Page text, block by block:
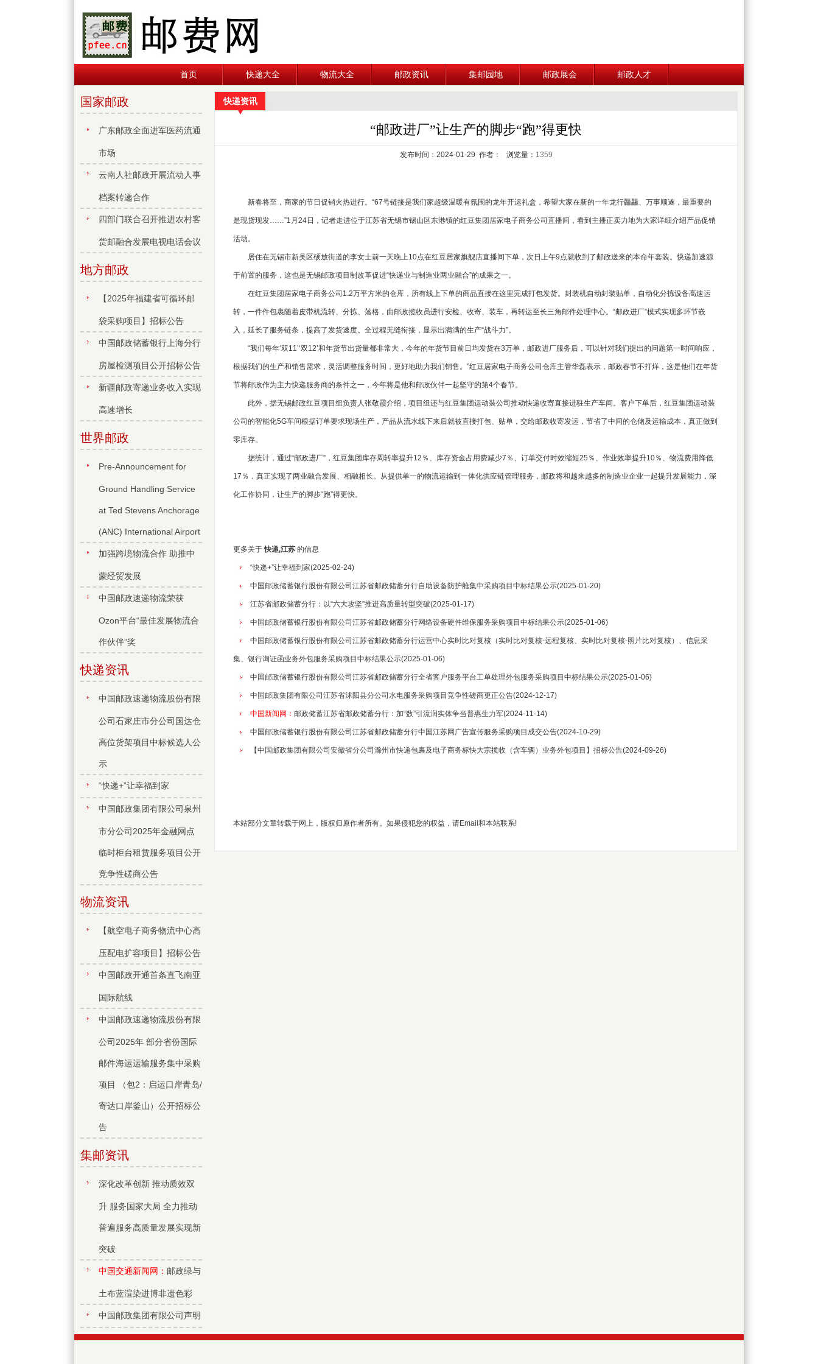
首页 快递大全 物流大全 邮政资讯 集邮园地 邮政展会 邮政人才
国家邮政
广东邮政全面进军医药流通
市场
云南人社邮政开展流动人事
档案转递合作
四部门联合召开推进农村客
货邮融合发展电视电话会议
地方邮政
【2025年福建省可循环邮
袋采购项目】招标公告
中国邮政储蓄银行上海分行
房屋检测项目公开招标公告
新疆邮政寄递业务收入实现
高速增长
世界邮政
Pre-Announcement for
Ground Handling Service
at Ted Stevens Anchorage
(ANC) International Airport
加强跨境物流合作 助推中
蒙经贸发展
中国邮政速递物流荣获
Ozon平台“最佳发展物流合
作伙伴”奖
快递资讯
中国邮政速递物流股份有限
公司石家庄市分公司国达仓
高位货架项目中标候选人公
示
“快递+”让幸福到家
中国邮政集团有限公司泉州
市分公司2025年金融网点
临时柜台租赁服务项目公开
竞争性磋商公告
物流资讯
【航空电子商务物流中心高
压配电扩容项目】招标公告
中国邮政开通首条直飞南亚
国际航线
中国邮政速递物流股份有限
公司2025年 部分省份国际
邮件海运运输服务集中采购
项目 （包2：启运口岸青岛/
寄达口岸釜山）公开招标公
告
集邮资讯
深化改革创新 推动质效双
升 服务国家大局 全力推动
普遍服务高质量发展实现新
突破
中国交通新闻网： 邮政绿与
土布蓝渲染进博非遗色彩
中国邮政集团有限公司声明
快递资讯
“邮政进厂”让生产的脚步“跑”得更快
发布时间：2024-01-29 作者： 浏览量： 1359
新春将至，商家的节日促销火热进行。“67号链接是我们家超级温暖有氛围的龙年开运礼盒，希望大家在新的一年龙行龘龘、万事顺遂，最重要的
是现货现发……”1月24日，记者走进位于江苏省无锡市锡山区东港镇的红豆集团居家电子商务公司直播间，看到主播正卖力地为大家详细介绍产品促销
活动。
居住在无锡市新吴区硕放街道的李女士前一天晚上10点在红豆居家旗舰店直播间下单，次日上午9点就收到了邮政送来的本命年套装。快递加速源
于前置的服务，这也是无锡邮政项目制改革促进“快递业与制造业两业融合”的成果之一。
在红豆集团居家电子商务公司1.2万平方米的仓库，所有线上下单的商品直接在这里完成打包发货。封装机自动封装贴单，自动化分拣设备高速运
转，一件件包裹随着皮带机流转、分拣、落格，由邮政揽收员进行安检、收寄、装车，再转运至长三角邮件处理中心。“邮政进厂”模式实现多环节嵌
入，延长了服务链条，提高了发货速度。全过程无缝衔接，显示出满满的生产“战斗力”。
“我们每年‘双11’‘双12’和年货节出货量都非常大，今年的年货节目前日均发货在3万单，邮政进厂服务后，可以针对我们提出的问题第一时间响应，
根据我们的生产和销售需求，灵活调整服务时间，更好地助力我们销售。”红豆居家电子商务公司仓库主管华磊表示，邮政春节不打烊，这是他们在年货
节将邮政作为主力快递服务商的条件之一，今年将是他和邮政伙伴一起坚守的第4个春节。
此外，据无锡邮政红豆项目组负责人张敬霞介绍，项目组还与红豆集团运动装公司推动快递收寄直接进驻生产车间。客户下单后，红豆集团运动装
公司的智能化5G车间根据订单要求现场生产，产品从流水线下来后就被直接打包、贴单，交给邮政收寄发运，节省了中间的仓储及运输成本，真正做到
零库存。
据统计，通过“邮政进厂”，红豆集团库存周转率提升12％、库存资金占用费减少7％、订单交付时效缩短25％、作业效率提升10％、物流费用降低
17％，真正实现了两业融合发展、相融相长。从提供单一的物流运输到一体化供应链管理服务，邮政将和越来越多的制造业企业一起提升发展能力，深
化工作协同，让生产的脚步“跑”得更快。
更多关于快递,江苏 的信息
“快递+”让幸福到家(2025-02-24)
中国邮政储蓄银行股份有限公司江苏省邮政储蓄分行自助设备防护舱集中采购项目中标结果公示(2025-01-20)
江苏省邮政储蓄分行：以“六大攻坚”推进高质量转型突破(2025-01-17)
中国邮政储蓄银行股份有限公司江苏省邮政储蓄分行网络设备硬件维保服务采购项目中标结果公示(2025-01-06)
中国邮政储蓄银行股份有限公司江苏省邮政储蓄分行运营中心实时比对复核（实时比对复核-远程复核、实时比对复核-照片比对复核）、信息采
集、银行询证函业务外包服务采购项目中标结果公示(2025-01-06)
中国邮政储蓄银行股份有限公司江苏省邮政储蓄分行全省客户服务平台工单处理外包服务采购项目中标结果公示(2025-01-06)
中国邮政集团有限公司江苏省沭阳县分公司水电服务采购项目竞争性磋商更正公告(2024-12-17)
中国新闻网： 邮政储蓄江苏省邮政储蓄分行：加“数”引流润实体争当普惠生力军(2024-11-14)
中国邮政储蓄银行股份有限公司江苏省邮政储蓄分行中国江苏网广告宣传服务采购项目成交公告(2024-10-29)
【中国邮政集团有限公司安徽省分公司滁州市快递包裹及电子商务标快大宗揽收（含车辆）业务外包项目】招标公告(2024-09-26)
本站部分文章转载于网上，版权归原作者所有。如果侵犯您的权益，请Email和本站联系!